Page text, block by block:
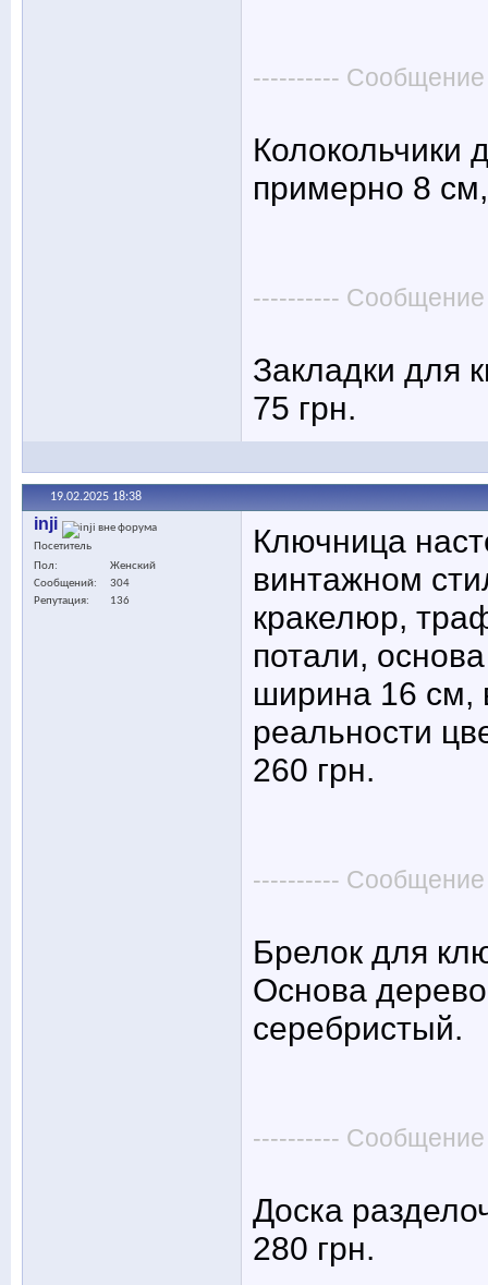
---------- Сообщение
Колокольчики
примерно 8
---------- Сообщение
Закладки для
75 грн.
19.02.2025 18:38
inji
Посетитель
Пол
Женский
Сообщений
304
Репутация
136
Ключница
винтажном
кракелюр,
потали,
ширина 16 см,
реальности
260 грн.
---------- Сообщение
Брелок для
Основа
серебристый.
---------- Сообщение
Доска
280 грн.